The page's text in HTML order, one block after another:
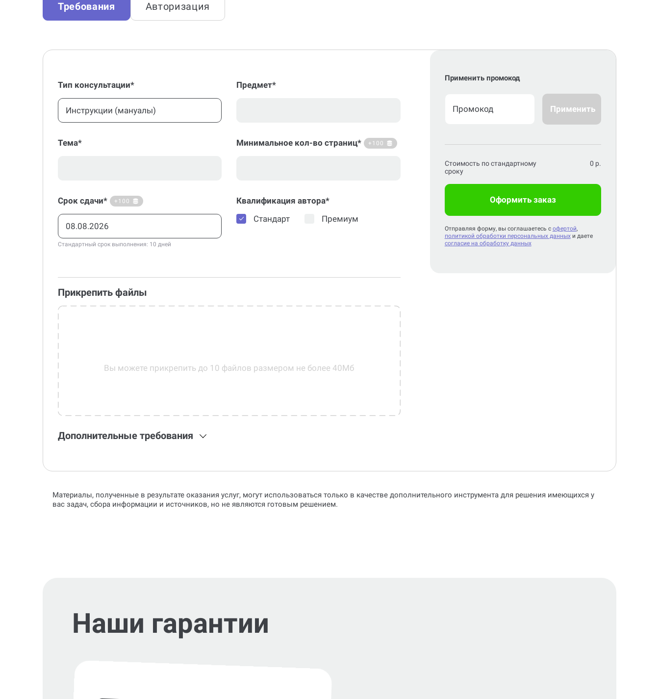
Требования Авторизация
Тип консультации*
Инструкции (мануалы)
Предмет*
Тема* Минимальное кол-во страниц* +100
Срок сдачи* +100
Стандартный срок выполнения: 10 дней
Квалификация автора*
Стандарт
Премиум
Прикрепить файлы
Вы можете прикрепить до 10 файлов размером не более 40Мб
Дополнительные требования
Применить промокод
Применить
Стоимость по стандартному
сроку
0 р.
Оформить заказ
Отправляя форму, вы соглашаетесь с офертой,
политикой обработки персональных данныхи даете
согласие на обработку данных
Материалы, полученные в результате оказания услуг, могут использоваться только в качестве дополнительного инструмента для решения имеющихся у
вас задач, сбора информации и источников, но не являются готовым решением.
Наши гарантии